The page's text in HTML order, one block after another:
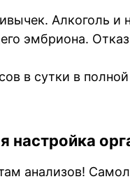
Алкоголь
эмбриона.
в сутки в
анализов!